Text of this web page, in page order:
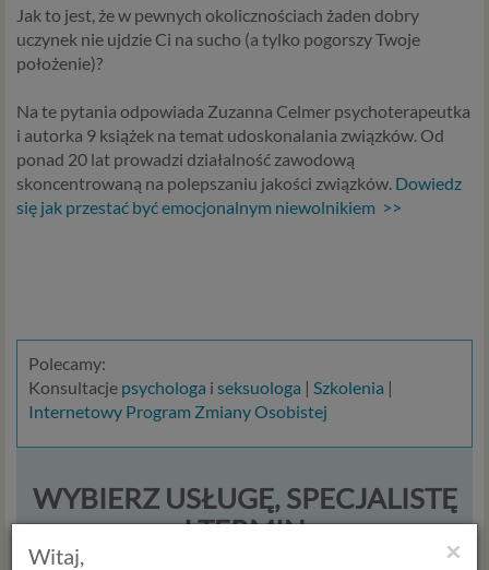
Jak to jest, że w pewnych okolicznościach żaden dobry
uczynek nie ujdzie Ci na sucho (a tylko pogorszy Twoje
położenie)?
Na te pytania odpowiada Zuzanna Celmer psychoterapeutka
i autorka 9 książek na temat udoskonalania związków. Od
ponad 20 lat prowadzi działalność zawodową
skoncentrowaną na polepszaniu jakości związków. Dowiedz
się jak przestać być emocjonalnym niewolnikiem >>
Polecamy:
Konsultacje psychologa i seksuologa | Szkolenia |
Internetowy Program Zmiany Osobistej
WYBIERZ USŁUGĘ, SPECJALISTĘ
I TERMIN
×
Witaj,